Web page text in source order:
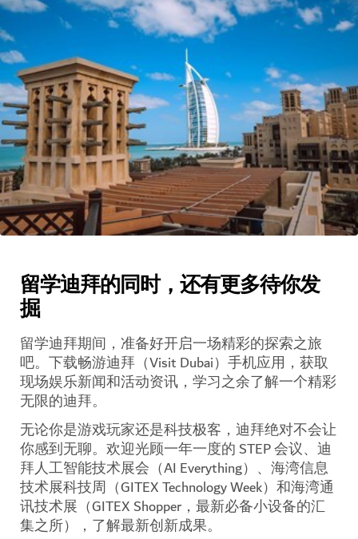
留学迪拜的同时，还有更多待你发
掘
留学迪拜期间，准备好开启一场精彩的探索之旅
吧。下载畅游迪拜（Visit Dubai）手机应用，获取
现场娱乐新闻和活动资讯，学习之余了解一个精彩
无限的迪拜。
无论你是游戏玩家还是科技极客，迪拜绝对不会让
你感到无聊。欢迎光顾一年一度的 STEP 会议、迪
拜人工智能技术展会（AI Everything）、海湾信息
技术展科技周（GITEX Technology Week）和海湾通
讯技术展（GITEX Shopper，最新必备小设备的汇
集之所），了解最新创新成果。